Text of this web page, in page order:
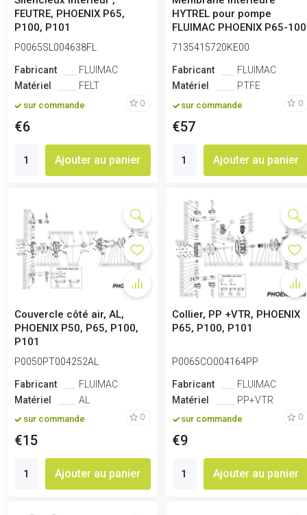
FEUTRE, PHOENIX P65,
P100, P101
P0065SL004638FL
Fabricant
FLUIMAC
Matériel
FELT
sur commande 0
€6
Ajouter au panier
HYTREL pour pompe
FLUIMAC PHOENIX P65-100
7135415720KE00
Fabricant
FLUIMAC
Matériel
PTFE
sur commande 0
€57
Ajouter au panier
Couvercle côté air, AL,
PHOENIX P50, P65, P100,
P101
P0050PT004252AL
Fabricant
FLUIMAC
Matériel
AL
sur commande 0
€15
Ajouter au panier
Collier, PP +VTR, PHOENIX
P65, P100, P101
P0065CO004164PP
Fabricant
FLUIMAC
Matériel
PP+VTR
sur commande 0
€9
Ajouter au panier